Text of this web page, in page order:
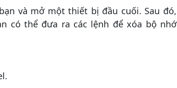
và mở một thiết bị đầu cuối. Sau đó,
có thể đưa ra các lệnh để xóa bộ nhớ